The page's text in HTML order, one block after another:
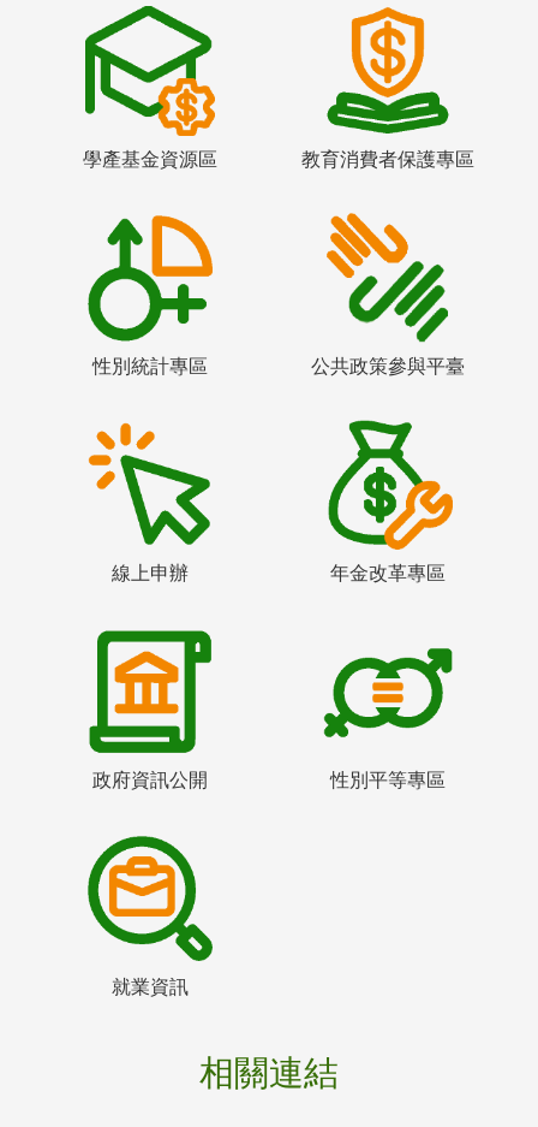
學產基金資源區 教育消費者保護專區
性別統計專區 公共政策參與平臺
線上申辦 年金改革專區
政府資訊公開 性別平等專區
就業資訊
相關連結